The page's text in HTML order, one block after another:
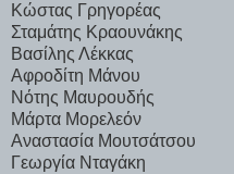
Κώστας Γρηγορέας
Σταμάτης Κραουνάκης
Βασίλης Λέκκας
Αφροδίτη Μάνου
Νότης Μαυρουδής
Μάρτα Μορελεόν
Αναστασία Μουτσάτσου
Γεωργία Νταγάκη